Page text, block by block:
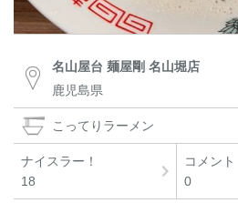
名山屋台 麺屋剛 名山堀店
鹿児島県
こってりラーメン
ナイスラー！
18
コメント
0